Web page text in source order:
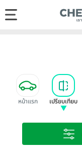
หน้าแรก เปรียบเทียบ